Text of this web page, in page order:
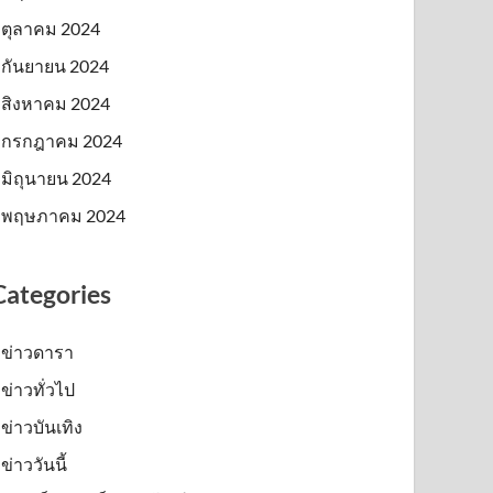
ตุลาคม 2024
กันยายน 2024
สิงหาคม 2024
กรกฎาคม 2024
มิถุนายน 2024
พฤษภาคม 2024
ข่าวดารา
ข่าวทั่วไป
ข่าวบันเทิง
ข่าววันนี้